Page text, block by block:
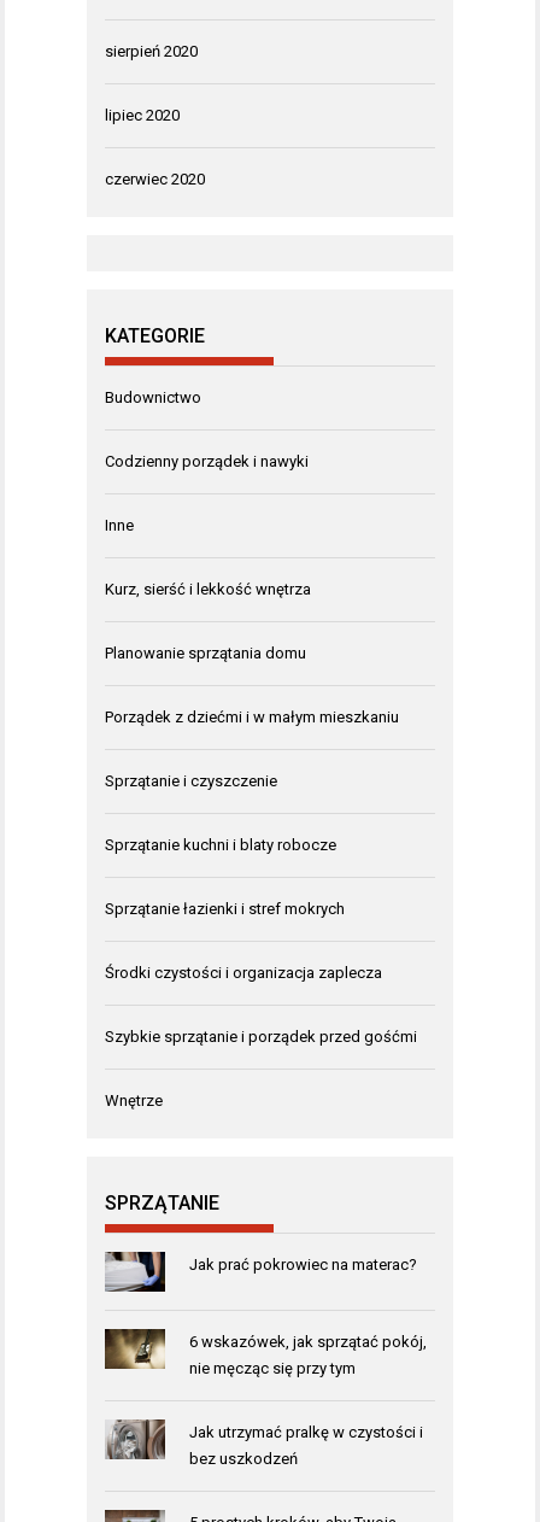
sierpień 2020
lipiec 2020
czerwiec 2020
KATEGORIE
Budownictwo
Codzienny porządek i nawyki
Inne
Kurz, sierść i lekkość wnętrza
Planowanie sprzątania domu
Porządek z dziećmi i w małym mieszkaniu
Sprzątanie i czyszczenie
Sprzątanie kuchni i blaty robocze
Sprzątanie łazienki i stref mokrych
Środki czystości i organizacja zaplecza
Szybkie sprzątanie i porządek przed gośćmi
Wnętrze
SPRZĄTANIE
Jak prać pokrowiec na materac?
6 wskazówek, jak sprzątać pokój,
nie męcząc się przy tym
Jak utrzymać pralkę w czystości i
bez uszkodzeń